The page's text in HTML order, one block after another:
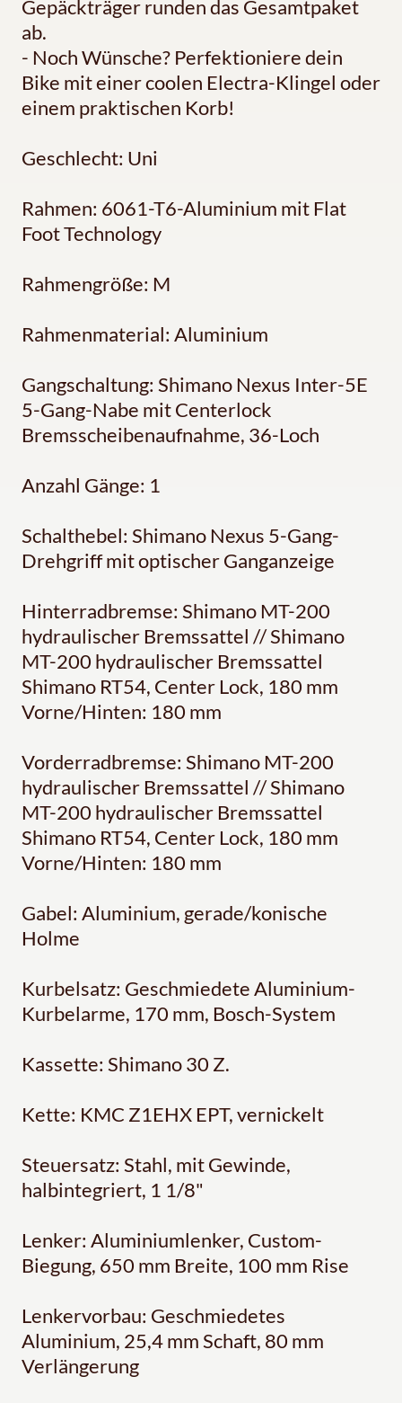
Gepäckträger runden das Gesamtpaket
ab.
- Noch Wünsche? Perfektioniere dein
Bike mit einer coolen Electra-Klingel oder
einem praktischen Korb!
Geschlecht: Uni
Rahmen: 6061-T6-Aluminium mit Flat
Foot Technology
Rahmengröße: M
Rahmenmaterial: Aluminium
Gangschaltung: Shimano Nexus Inter-5E
5-Gang-Nabe mit Centerlock
Bremsscheibenaufnahme, 36-Loch
Anzahl Gänge: 1
Schalthebel: Shimano Nexus 5-Gang-
Drehgriff mit optischer Ganganzeige
Hinterradbremse: Shimano MT-200
hydraulischer Bremssattel // Shimano
MT-200 hydraulischer Bremssattel
Shimano RT54, Center Lock, 180 mm
Vorne/Hinten: 180 mm
Vorderradbremse: Shimano MT-200
hydraulischer Bremssattel // Shimano
MT-200 hydraulischer Bremssattel
Shimano RT54, Center Lock, 180 mm
Vorne/Hinten: 180 mm
Gabel: Aluminium, gerade/konische
Holme
Kurbelsatz: Geschmiedete Aluminium-
Kurbelarme, 170 mm, Bosch-System
Kassette: Shimano 30 Z.
Kette: KMC Z1EHX EPT, vernickelt
Steuersatz: Stahl, mit Gewinde,
halbintegriert, 1 1/8"
Lenker: Aluminiumlenker, Custom-
Biegung, 650 mm Breite, 100 mm Rise
Lenkervorbau: Geschmiedetes
Aluminium, 25,4 mm Schaft, 80 mm
Verlängerung